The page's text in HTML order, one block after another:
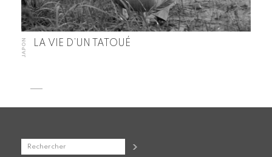
JAPON LA VIE D’UN TATOUÉ